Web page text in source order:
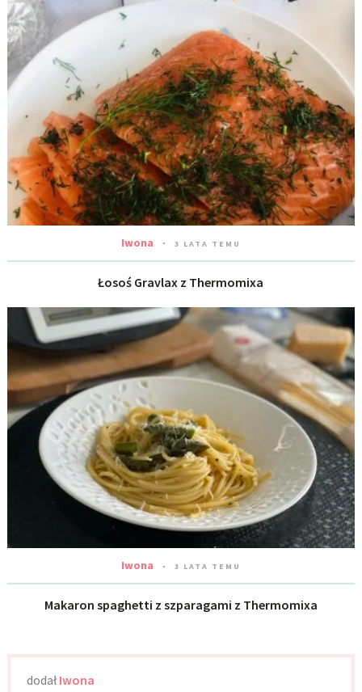
Iwona 3 LATA TEMU
Łosoś Gravlax z Thermomixa
Iwona 3 LATA TEMU
Makaron spaghetti z szparagami z Thermomixa
dodałIwona